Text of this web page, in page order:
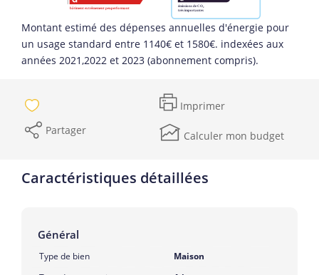
Montant estimé des dépenses annuelles d'énergie pour
un usage standard entre 1140€ et 1580€. indexées aux
années 2021,2022 et 2023 (abonnement compris).
Imprimer
Partager
Calculer mon budget
Caractéristiques détaillées
Général
Type de bien
Maison